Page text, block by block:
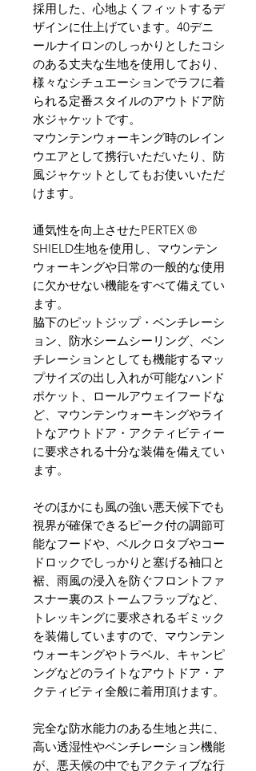
採用した、心地よくフィットするデ
ザインに仕上げています。40デニ
ールナイロンのしっかりとしたコシ
のある丈夫な生地を使用しており、
様々なシチュエーションでラフに着
られる定番スタイルのアウトドア防
水ジャケットです。
マウンテンウォーキング時のレイン
ウエアとして携行いただいたり、防
風ジャケットとしてもお使いいただ
けます。
通気性を向上させたPERTEX ®
SHIELD生地を使用し、マウンテン
ウォーキングや日常の一般的な使用
に欠かせない機能をすべて備えてい
ます。
脇下のピットジップ・ベンチレーシ
ョン、防水シームシーリング、ベン
チレーションとしても機能するマッ
プサイズの出し入れが可能なハンド
ポケット、ロールアウェイフードな
ど、マウンテンウォーキングやライ
トなアウトドア・アクティビティー
に要求される十分な装備を備えてい
ます。
そのほかにも風の強い悪天候下でも
視界が確保できるピーク付の調節可
能なフードや、ベルクロタブやコー
ドロックでしっかりと塞げる袖口と
裾、雨風の浸入を防ぐフロントファ
スナー裏のストームフラップなど、
トレッキングに要求されるギミック
を装備していますので、マウンテン
ウォーキングやトラベル、キャンピ
ングなどのライトなアウトドア・ア
クティビティ全般に着用頂けます。
完全な防水能力のある生地と共に、
高い透湿性やベンチレーション機能
が、悪天候の中でもアクティブな行